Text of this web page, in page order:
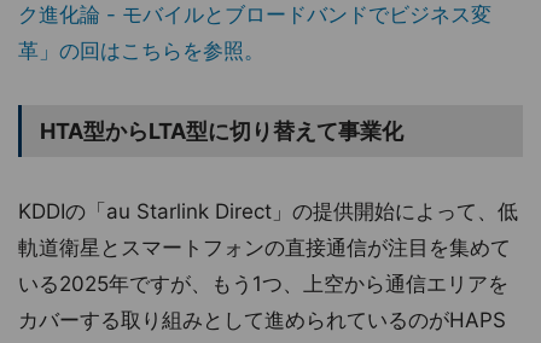
ク進化論 - モバイルとブロードバンドでビジネス変
革」の回はこちらを参照。
HTA型からLTA型に切り替えて事業化
KDDIの「au Starlink Direct」の提供開始によって、低
軌道衛星とスマートフォンの直接通信が注目を集めて
いる2025年ですが、もう1つ、上空から通信エリアを
カバーする取り組みとして進められているのがHAPS